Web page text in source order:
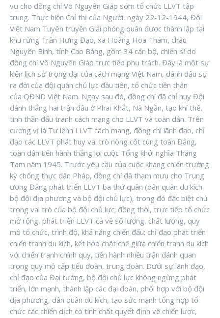
vụ cho đồng chí Võ Nguyên Giáp sớm tổ chức LLVT tập
trung. Thực hiện Chỉ thị của Người, ngày 22-12-1944, Đội
Việt Nam Tuyên truyền Giải phóng quân được thành lập tại
khu rừng Trần Hưng Đạo, xã Hoàng Hoa Thám, châu
Nguyên Bình, tỉnh Cao Bằng, gồm 34 cán bộ, chiến sĩ do
đồng chí Võ Nguyên Giáp trực tiếp phụ trách. Đây là một sự
kiện lịch sử trọng đại của cách mạng Việt Nam, đánh dấu sự
ra đời của đội quân chủ lực đầu tiên, tổ chức tiền thân
của QĐND Việt Nam. Ngay sau đó, đồng chí đã chỉ huy Đội
đánh thắng hai trận đầu ở Phai Khắt, Nà Ngần, tạo khí thế,
tinh thần đấu tranh cách mạng cho LLVT và toàn dân. Trên
cương vị là Tư lệnh LLVT cách mạng, đồng chí lãnh đạo, chỉ
đạo các LLVT phát huy vai trò nòng cốt cùng toàn Đảng,
toàn dân tiến hành thắng lợi cuộc Tổng khởi nghĩa Tháng
Tám năm 1945. Trước yêu cầu của cuộc kháng chiến trường
kỳ chống thực dân Pháp, đồng chí đã tham mưu cho Trung
ương Đảng phát triển LLVT ba thứ quân (dân quân du kích,
bộ đội địa phương và bộ đội chủ lực), trong đó đặc biệt chú
trọng vai trò của bộ đội chủ lực; đồng thời, trực tiếp tổ chức
mở rộng, phát triển LLVT cả về số lượng, chất lượng, quy
mô tổ chức, trình độ, khả năng chiến đấu; chỉ đạo phát triển
chiến tranh du kích, kết hợp chặt chẽ giữa chiến tranh du kích
với chiến tranh chính quy, tiến hành nhiều trận đánh quan
trọng quy mô cấp tiểu đoàn, trung đoàn. Dưới sự lãnh đạo,
chỉ đạo của Đại tướng, bộ đội chủ lực không ngừng phát
triển, lớn mạnh, thành lập các đại đoàn, phối hợp với bộ đội
địa phương, dân quân du kích, tạo sức mạnh tổng hợp tổ
chức các chiến dịch có tính chất quyết định về chiến lược,